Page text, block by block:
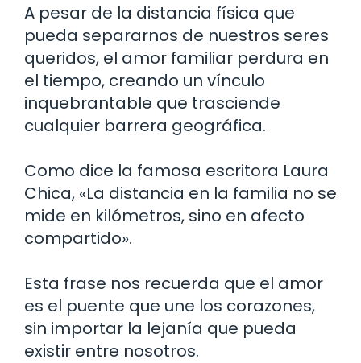
A pesar de la distancia física que
pueda separarnos de nuestros seres
queridos, el amor familiar perdura en
el tiempo, creando un vínculo
inquebrantable que trasciende
cualquier barrera geográfica.
Como dice la famosa escritora Laura
Chica, «La distancia en la familia no se
mide en kilómetros, sino en afecto
compartido».
Esta frase nos recuerda que el amor
es el puente que une los corazones,
sin importar la lejanía que pueda
existir entre nosotros.